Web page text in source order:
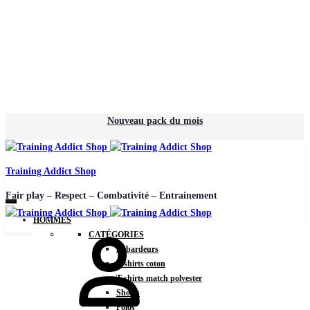
Nouveau pack du mois
Training Addict Shop
Fair play – Respect – Combativité – Entrainement
HOMMES
CATÉGORIES
Débardeurs
T-shirts coton
T-shirts match polyester
Shorts
Polos